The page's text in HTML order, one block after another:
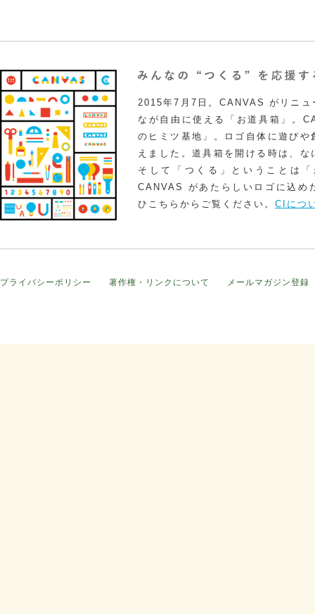
2015年7月7日。CANVAS がリニュ
なが自由に使える「お道具箱」。
のヒミツ基地」。ロゴ自体に遊び
えました。道具箱を開ける時は、
そして「つくる」ということは
CANVAS があたらしいロゴに込め
ひこちらからご覧ください。 CIにつ
プライバシーポリシー 著作権・リンクについて メールマガジン登録